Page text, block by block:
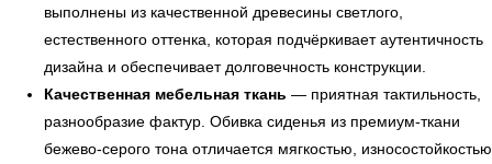
выполнены из качественной древесины светлого,
естественного оттенка, которая подчёркивает аутентичность
дизайна и обеспечивает долговечность конструкции.
Качественная мебельная ткань — приятная тактильность,
разнообразие фактур. Обивка сиденья из премиум-ткани
бежево-серого тона отличается мягкостью, износостойкостью
УЗНАТЬ ПОДРОБНЕЕ